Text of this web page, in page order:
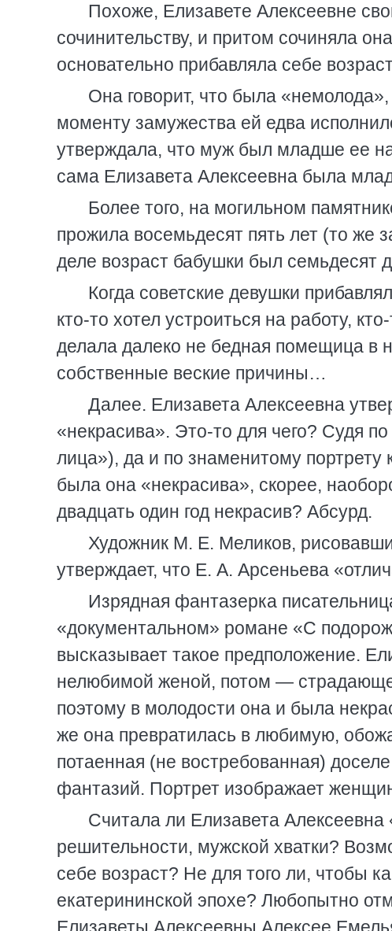
Похоже, Елизавете Алексеевне
сочинительству, и притом сочиняла
основательно прибавляла себе
Она говорит, что была
моменту замужества ей едва
утверждала, что муж был младше ее
сама Елизавета Алексеевна была
Более того, на могильном
прожила восемьдесят пять лет (то же
деле возраст бабушки был семьдесят
Когда советские девушки
кто-то хотел устроиться на работу,
делала далеко не бедная помещица в
собственные веские причины…
Далее. Елизавета Алексеевна
«некрасива». Это-то для чего? Судя
лица»), да и по знаменитому портрету
была она «некрасива», скорее,
двадцать один год некрасив? Абсурд.
Художник М. Е. Меликов,
утверждает, что Е. А. Арсеньева
Изрядная фантазерка
«документальном» романе «С
высказывает такое предположение.
нелюбимой женой, потом —
поэтому в молодости она и была
же она превратилась в любимую,
потаенная (не востребованная)
фантазий. Портрет изображает
Считала ли Елизавета
решительности, мужской хватки?
себе возраст? Не для того ли, чтобы
екатерининской эпохе? Любопытно